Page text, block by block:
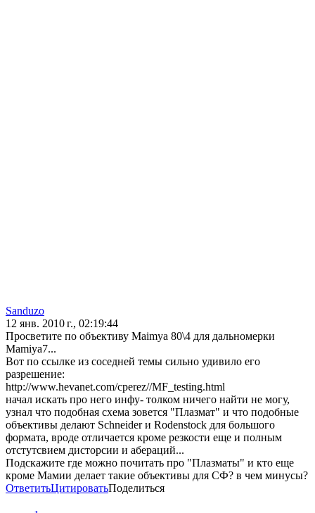
Sanduzo
12 янв. 2010 г., 02:19:44
Просветите по объективу Maimya 80\4 для дальномерки
Mamiya7...
Вот по ссылке из соседней темы сильно удивило его
разрешение:
http://www.hevanet.com/cperez//MF_testing.html
начал искать про него инфу- толком ничего найти не могу,
узнал что подобная схема зовется "Плазмат" и что подобные
объективы делают Schneider и Rodenstock для большого
формата, вроде отличается кроме резкости еще и полным
отстутсвием дисторсии и абераций...
Подскажите где можно почитать про "Плазматы" и кто еще
кроме Мамии делает такие объективы для СФ? в чем минусы?
ОтветитьЦитироватьПоделиться